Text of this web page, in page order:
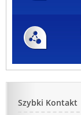
Szybki Kontakt